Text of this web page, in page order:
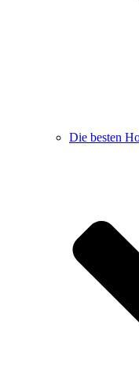
Die besten